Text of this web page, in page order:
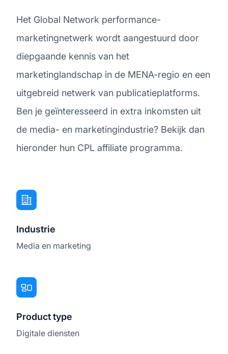
Het Global Network performance-
marketingnetwerk wordt aangestuurd door
diepgaande kennis van het
marketinglandschap in de MENA-regio en een
uitgebreid netwerk van publicatieplatforms.
Ben je geïnteresseerd in extra inkomsten uit
de media- en marketingindustrie? Bekijk dan
hieronder hun CPL affiliate programma.
Industrie
Media en marketing
Product type
Digitale diensten